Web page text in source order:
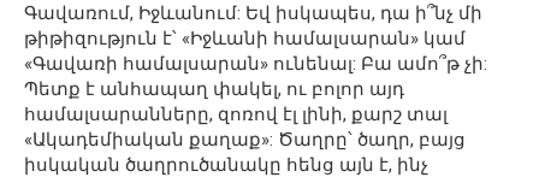
Գավառում, Իջևանում: Եվ իսկապես, դա ի՞նչ մի
թիթիզություն է՝ «Իջևանի համալսարան» կամ
«Գավառի համալսարան» ունենալ: Բա ամո՞թ չի:
Պետք է անհապաղ փակել, ու բոլոր այդ
համալսարանները, զոռով էլ լինի, քարշ տալ
«Ակադեմիական քաղաք»: Ծաղրը՝ ծաղր, բայց
իսկական ծաղրուծանակը հենց այն է, ինչ